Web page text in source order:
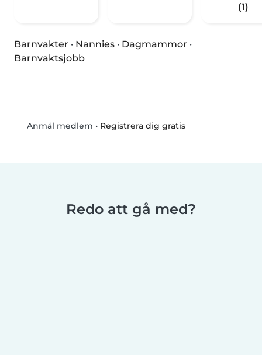
(1)
Barnvakter · Nannies · Dagmammor ·
Barnvaktsjobb
Anmäl medlem • Registrera dig gratis
Redo att gå med?